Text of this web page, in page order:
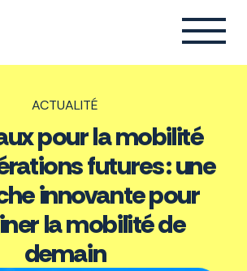
ACTUALITÉ
pour la mobilité
futures : une
innovante pour
la mobilité de
demain